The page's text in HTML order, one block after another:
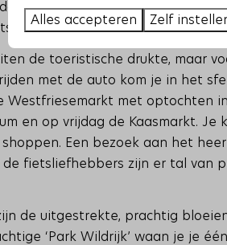
zijn de golfbanen van
de toeristische drukte, maar
met de auto kom je in het
Westfriesemarkt met optochten
en op vrijdag de Kaasmarkt. Je
Een bezoek aan het
fietsliefhebbers zijn er tal van
de uitgestrekte, prachtig
‘Park Wildrijk’ waan je je
Alles accepteren Zelf